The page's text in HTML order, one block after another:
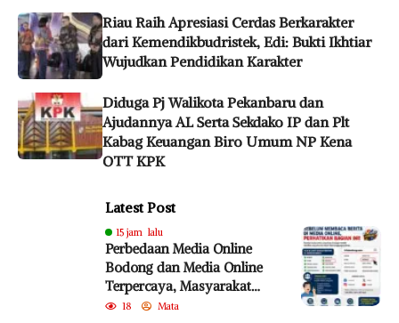
Riau Raih Apresiasi Cerdas Berkarakter
dari Kemendikbudristek, Edi: Bukti Ikhtiar
Wujudkan Pendidikan Karakter
Diduga Pj Walikota Pekanbaru dan
Ajudannya AL Serta Sekdako IP dan Plt
Kabag Keuangan Biro Umum NP Kena
OTT KPK
Latest Post
15 jam lalu
Perbedaan Media Online
Bodong dan Media Online
Terpercaya, Masyarakat
Diminta Lebih Cermat
18 Mata